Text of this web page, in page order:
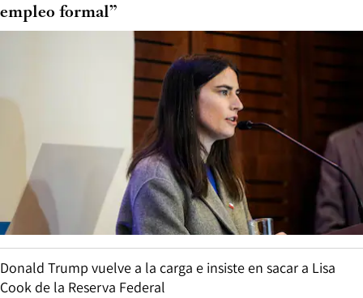
empleo formal”
Donald Trump vuelve a la carga e insiste en sacar a Lisa
Cook de la Reserva Federal